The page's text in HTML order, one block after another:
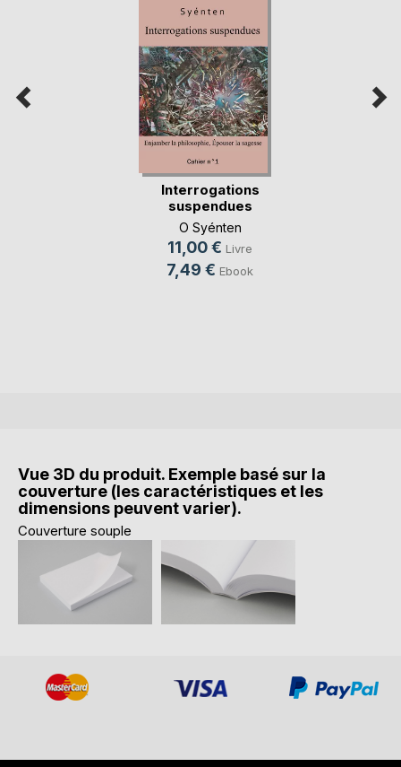
Interrogations
suspendues
O Syénten
11,00 € Livre
7,49 € Ebook
Vue 3D du produit. Exemple basé sur la
couverture (les caractéristiques et les
dimensions peuvent varier).
Couverture souple